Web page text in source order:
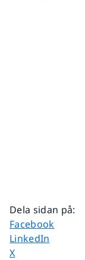
Dela sidan på:
Dela sidan på
Facebook
Dela sidan på
LinkedIn
Dela sidan på
X